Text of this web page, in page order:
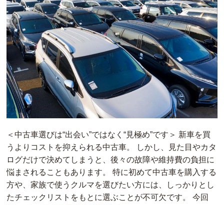
＜中古車選びは“出会い”ではなく“見極め”です＞ 新車を買
うよりコストを抑えられる中古車。 しかし、見た目やカタ
ログだけで決めてしまうと、後々の故障や維持費の負担に
悩まされることもあります。 特に初めて中古車を購入する
方や、家族で使うクルマを選びたい方には、しっかりとし
たチェックリストをもとに選ぶことが不可欠です。 今回